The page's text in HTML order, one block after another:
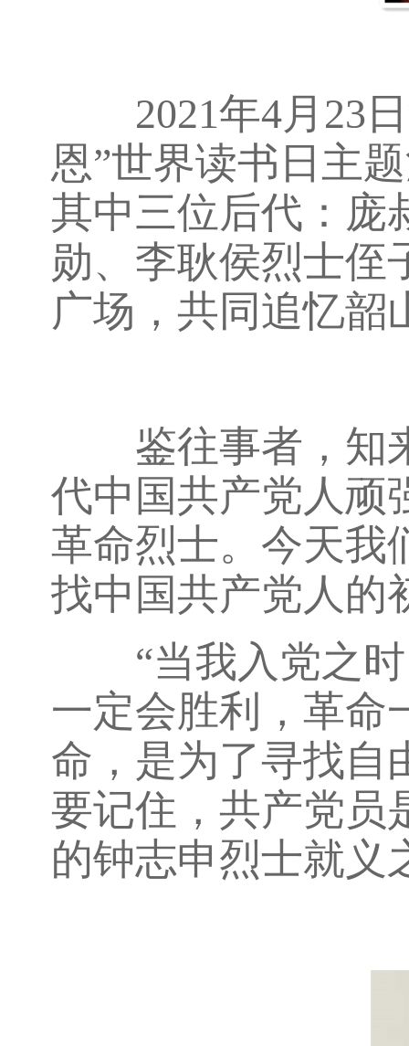
2021年4月23日
恩”世界读书日主
其中三位后代：庞
勋、李耿侯烈士侄
广场，共同追忆韶
鉴往事者，知来
代中国共产党人顽
革命烈士。今天我
找中国共产党人的
“当我入党之时
一定会胜利，革命
命，是为了寻找自
要记住，共产党员
的钟志申烈士就义